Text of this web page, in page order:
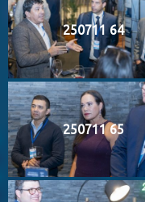
250711 64
250711 65